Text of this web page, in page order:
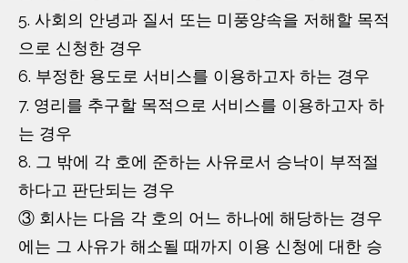
5. 사회의 안녕과 질서 또는 미풍양속을 저해할 목적
으로 신청한 경우
6. 부정한 용도로 서비스를 이용하고자 하는 경우
7. 영리를 추구할 목적으로 서비스를 이용하고자 하
는 경우
8. 그 밖에 각 호에 준하는 사유로서 승낙이 부적절
하다고 판단되는 경우
③ 회사는 다음 각 호의 어느 하나에 해당하는 경우
에는 그 사유가 해소될 때까지 이용 신청에 대한 승